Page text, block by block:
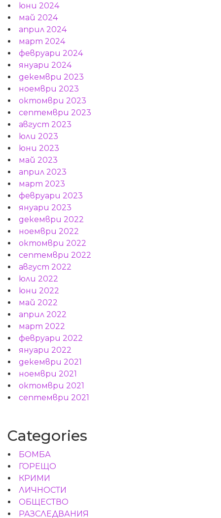
юни 2024
май 2024
април 2024
март 2024
февруари 2024
януари 2024
декември 2023
ноември 2023
октомври 2023
септември 2023
август 2023
юли 2023
юни 2023
май 2023
април 2023
март 2023
февруари 2023
януари 2023
декември 2022
ноември 2022
октомври 2022
септември 2022
август 2022
юли 2022
юни 2022
май 2022
април 2022
март 2022
февруари 2022
януари 2022
декември 2021
ноември 2021
октомври 2021
септември 2021
Categories
БОМБА
ГОРЕЩО
КРИМИ
ЛИЧНОСТИ
ОБЩЕСТВО
РАЗСЛЕДВАНИЯ